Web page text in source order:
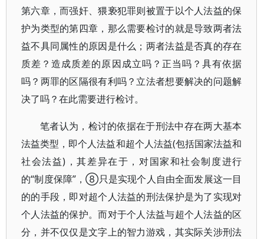
第六章，而强奸、猥亵犯罪则被置于以个人法益的保
护为类型的第四章，那么需要检讨的就是导致两者法
益不具同属性的原因是什么；两者法益是否真的存在
质差？造成质差的原因成立吗？正当吗？具有依据
吗？两罪的区隔很有利吗？立法者想要解决的问题解
决了吗？在此需要进行检讨。
笔者认为，检讨的依据在于刑法中存在两大基本
法益类型，即个人法益和超个人法益(包括国家法益和
社会法益)，其差异在于，对国家和社会制度进行
的“制度保障”，⑧只是实现个人自由全面发展这一目
的的手段，即对超个人法益的刑法保护是为了实现对
个人法益的保护。而对于个人法益与超个人法益的区
分，并不仅仅是文字上的智力游戏，其实际关涉刑法